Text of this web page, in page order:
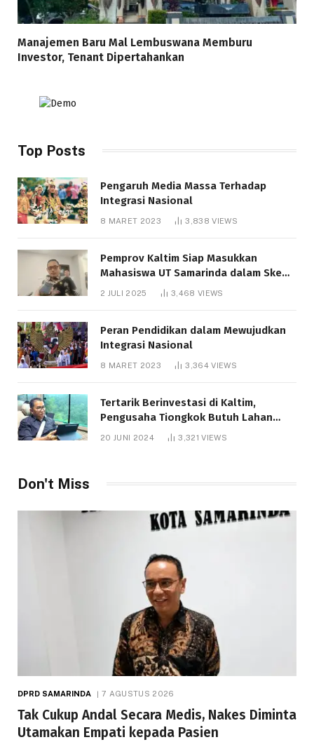
Manajemen Baru Mal Lembuswana Memburu
Investor, Tenant Dipertahankan
Top Posts
Pengaruh Media Massa Terhadap
Integrasi Nasional
8 MARET 2023 3,838VIEWS
Pemprov Kaltim Siap Masukkan
Mahasiswa UT Samarinda dalam Skema
Bantuan Pendidikan Gratispol
2 JULI 2025 3,468 VIEWS
Peran Pendidikan dalam Mewujudkan
Integrasi Nasional
8 MARET 2023 3,364VIEWS
Tertarik Berinvestasi di Kaltim,
Pengusaha Tiongkok Butuh Lahan
20 JUNI 2024 3,321VIEWS
Don't Miss
DPRD SAMARINDA 7 AGUSTUS 2026
Tak Cukup Andal Secara Medis, Nakes Diminta
Utamakan Empati kepada Pasien